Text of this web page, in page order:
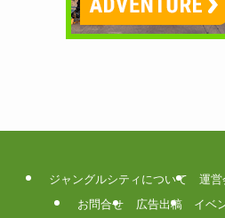
ジャングルシティについて 運営
お問合せ
広告出稿
イベ